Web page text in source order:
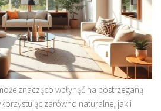
znacząco wpłynąć na postrzeganą
zarówno naturalne, jak i